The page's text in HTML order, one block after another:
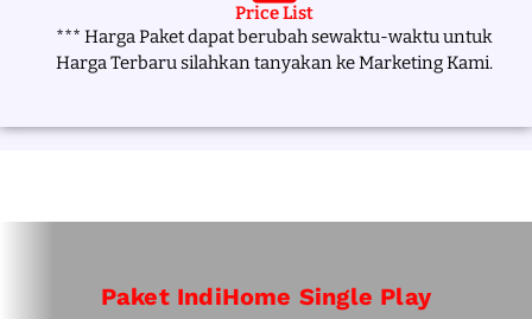
Price List
*** Harga Paket dapat berubah sewaktu-waktu untuk
Harga Terbaru silahkan tanyakan ke Marketing Kami.
Paket IndiHome Single Play